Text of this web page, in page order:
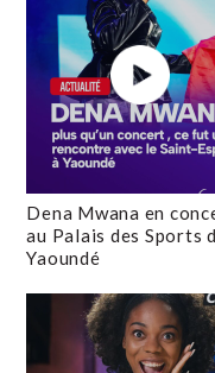
Dena Mwana en
au Palais des Sports
Yaoundé